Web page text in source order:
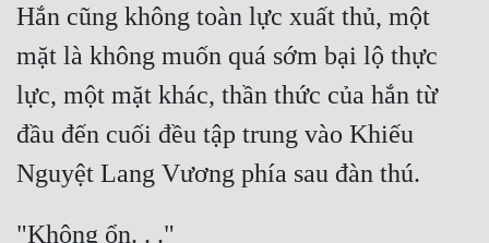
Hắn cũng không toàn lực xuất thủ, một
mặt là không muốn quá sớm bại lộ thực
lực, một mặt khác, thần thức của hắn từ
đầu đến cuối đều tập trung vào Khiếu